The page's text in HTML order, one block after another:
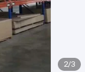
2/3